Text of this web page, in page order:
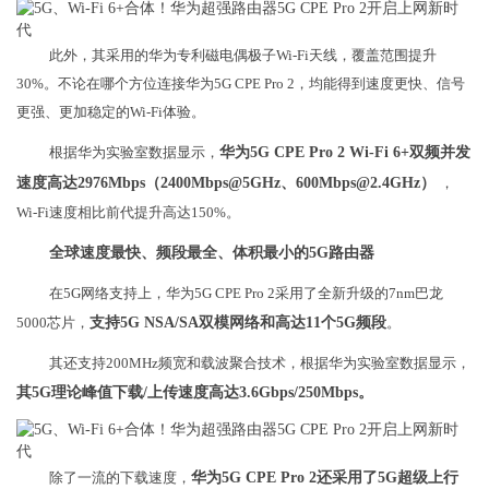
此外，其采用的华为专利磁电偶极子Wi-Fi天线，覆盖范围提升
30%。不论在哪个方位连接华为5G CPE Pro 2，均能得到速度更快、信号
更强、更加稳定的Wi-Fi体验。
根据华为实验室数据显示， 华为5G CPE Pro 2 Wi-Fi 6+双频并发
速度高达2976Mbps（2400Mbps@5GHz、600Mbps@2.4GHz）
，
Wi-Fi速度相比前代提升高达150%。
全球速度最快、频段最全、体积最小的5G路由器
在5G网络支持上，华为5G CPE Pro 2采用了全新升级的7nm巴龙
5000芯片， 支持5G NSA/SA双模网络和高达11个5G频段。
其还支持200MHz频宽和载波聚合技术，根据华为实验室数据显示，
其5G理论峰值下载/上传速度高达3.6Gbps/250Mbps。
除了一流的下载速度， 华为5G CPE Pro 2还采用了5G超级上行